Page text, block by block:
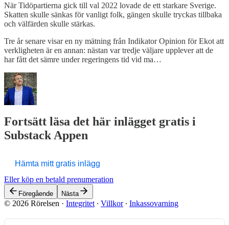
När Tidöpartierna gick till val 2022 lovade de ett starkare Sverige.
Skatten skulle sänkas för vanligt folk, gängen skulle tryckas tillbaka
och välfärden skulle stärkas.
Tre år senare visar en ny mätning från Indikator Opinion för Ekot att
verkligheten är en annan: nästan var tredje väljare upplever att de
har fått det sämre under regeringens tid vid ma…
Fortsätt läsa det här inlägget gratis i
Substack Appen
Hämta mitt gratis inlägg
Eller köp en betald prenumeration
Föregående Nästa
© 2026 Rörelsen · Integritet ∙ Villkor∙ Inkassovarning